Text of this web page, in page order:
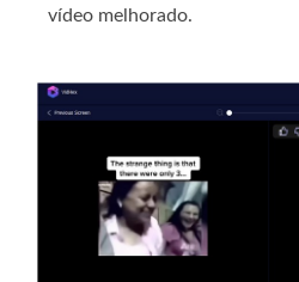
vídeo melhorado.